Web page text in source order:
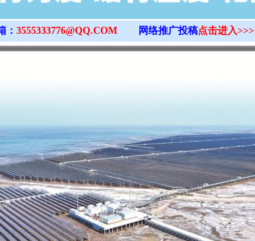
： 3555333776@QQ.COM 网络推广投稿点击进入>>>